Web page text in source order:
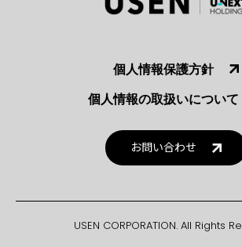
個人情報保護方針
個人情報の取扱いについて
お問い合わせ
USEN CORPORATION. All Rights